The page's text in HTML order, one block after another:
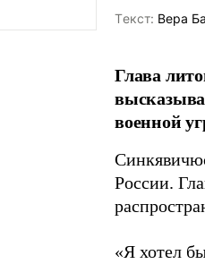
Tекст: Вера
Глава
военной
России.
«Я хотел